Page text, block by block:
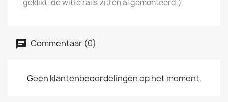
Commentaar (0)
Geen klantenbeoordelingen op het moment.